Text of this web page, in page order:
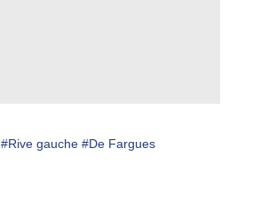
#Rive gauche #De Fargues